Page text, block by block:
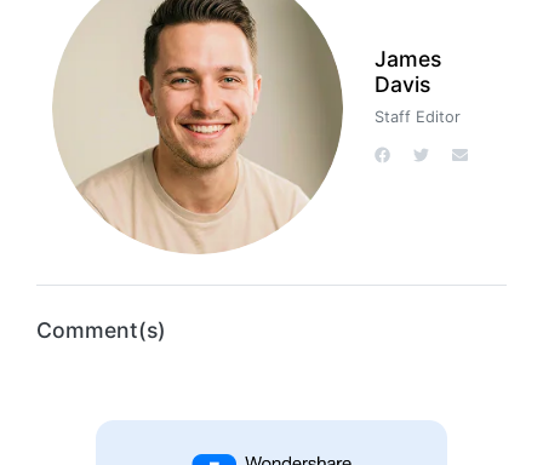
James
Davis
Staff Editor
Comment(s)